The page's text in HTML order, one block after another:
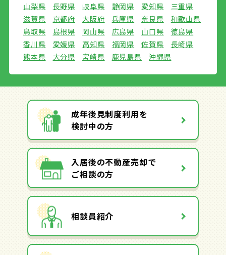
山梨県
長野県 岐阜県 静岡県 愛知県
三重県
滋賀県
京都府 大阪府 兵庫県 奈良県
和歌山県
鳥取県
島根県 岡山県 広島県 山口県
徳島県
香川県
愛媛県 高知県 福岡県 佐賀県
長崎県
熊本県
大分県 宮崎県 鹿児島県 沖縄県
成年後見制度利用を
検討中の方
入居後の不動産売却で
ご相談の方
相談員紹介